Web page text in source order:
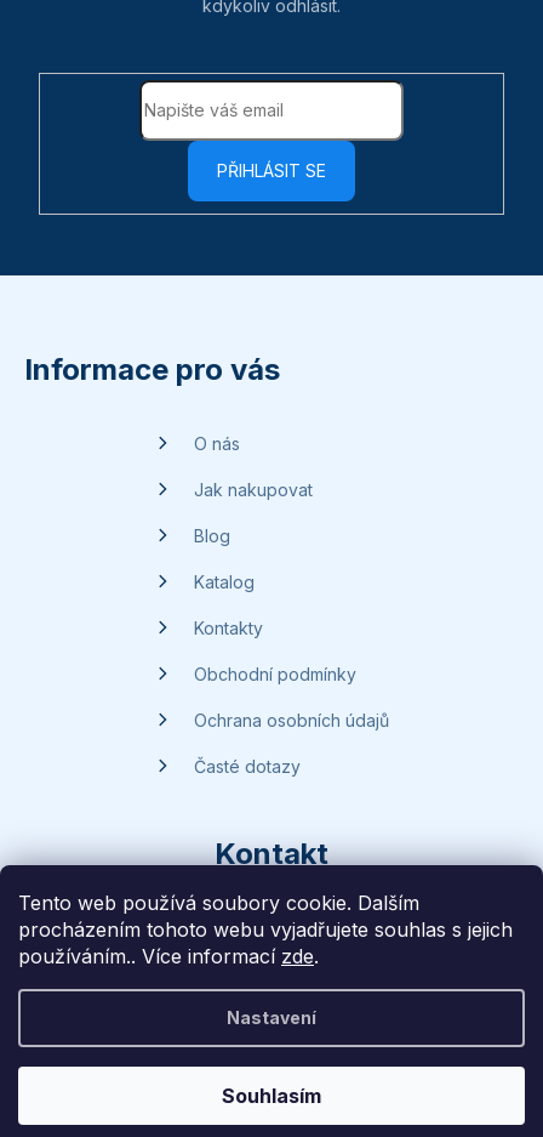
Tento web používá soubory cookie. Dalším
procházením tohoto webu vyjadřujete souhlas s jejich
používáním.. Více informací zde.
Nastavení
Souhlasím
kdykoliv odhlásit.
PŘIHLÁSIT SE
Informace pro vás
O nás
Jak nakupovat
Blog
Katalog
Kontakty
Obchodní podmínky
Ochrana osobních údajů
Časté dotazy
Kontakt
dotazy @handsave.cz
774 669 457
Liff Studio na platformě